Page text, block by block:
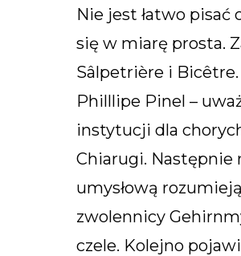
Nie jest łatwo
się w miarę prosta.
Sâlpetrière i
Philllipe Pinel –
instytucji dla
Chiarugi. Następnie
umysłową
zwolennicy
czele. Kolejno